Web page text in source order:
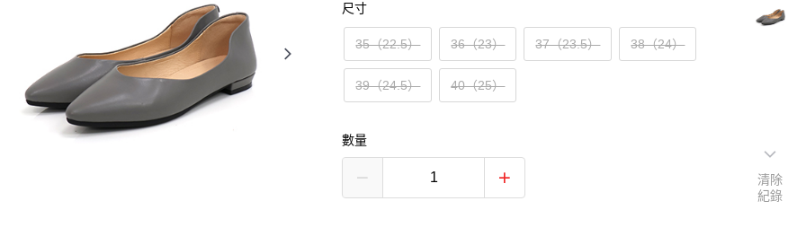
尺寸
35（22.5） 36（23） 37（23.5） 38（24）
39（24.5） 40（25）
數量
清除
紀錄